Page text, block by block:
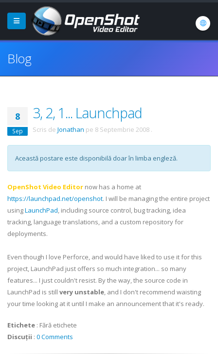
Blog
8
Sep
3, 2, 1... Launchpad
Scris de Jonathan pe 8 Septembrie 2008 .
Această postare este disponibilă doar în limba engleză.
OpenShot Video Editor now has a home at
https://launchpad.net/openshot. I will be managing the entire project
usingLaunchPad, including source control, bug tracking, idea
tracking, language translations, and a custom repository for
deployments.
Even though I love Perforce, and would have liked to use it for this
project, LaunchPad just offers so much integration... so many
features... I just couldn't resist. By the way, the source code in
LaunchPad is still very unstable, and I don't recommend waisting
your time looking at it until I make an announcement that it's ready.
Etichete : Fără etichete
Discuții : 0 Comments